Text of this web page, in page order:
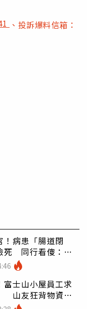
、投訴爆料信箱：
病患「腸道閉
死 同行看傻：糟
富士山小屋員工求
山友狂背物資上
寶島